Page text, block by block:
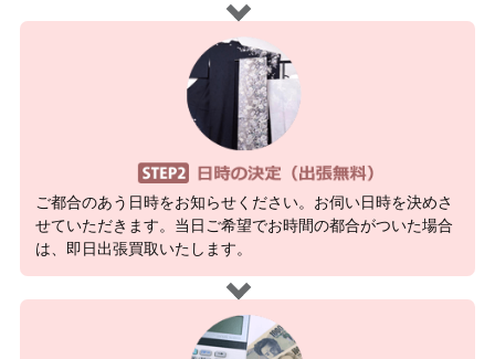
ご都合のあう日時をお知らせください。お伺い日時を決めさ
せていただきます。当日ご希望でお時間の都合がついた場合
は、即日出張買取いたします。